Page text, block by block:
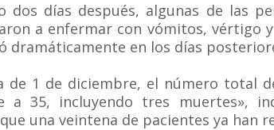
dos días después, algunas de las
a enfermar con vómitos, vértigo
dramáticamente en los días
de 1 de diciembre, el número total
a 35, incluyendo tres muertes»,
una veintena de pacientes ya han